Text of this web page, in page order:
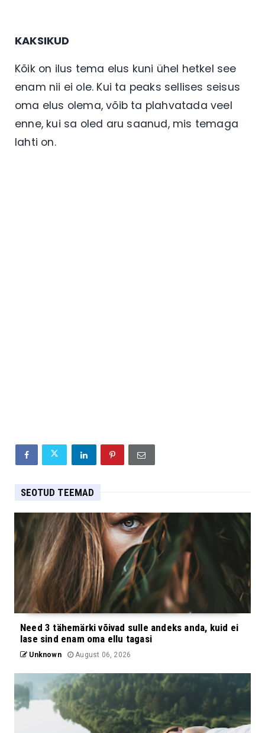
KAKSIKUD
Kõik on ilus tema elus kuni ühel hetkel see
enam nii ei ole. Kui ta peaks sellises seisus
oma elus olema, võib ta plahvatada veel
enne, kui sa oled aru saanud, mis temaga
lahti on.
SEOTUD TEEMAD
Need 3 tähemärki võivad sulle andeks anda, kuid ei
lase sind enam oma ellu tagasi
Unknown August 06, 2026